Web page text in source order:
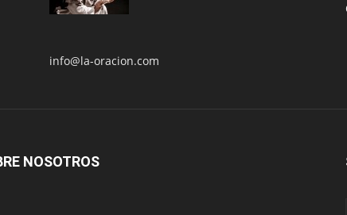
info@la-oracion.com
NOSOTROS